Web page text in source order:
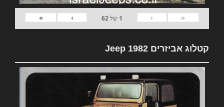
«
‹
1 של62
›
»
קטלוג אביזרים 1982 Jeep